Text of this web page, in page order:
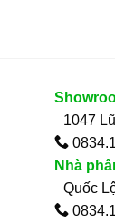
1047
Nhà
Quốc